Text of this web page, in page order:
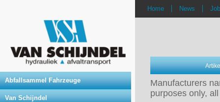
Abfallsammel Fahrzeuge
Van Schijndel
Home News
Manufacturers
purposes only,